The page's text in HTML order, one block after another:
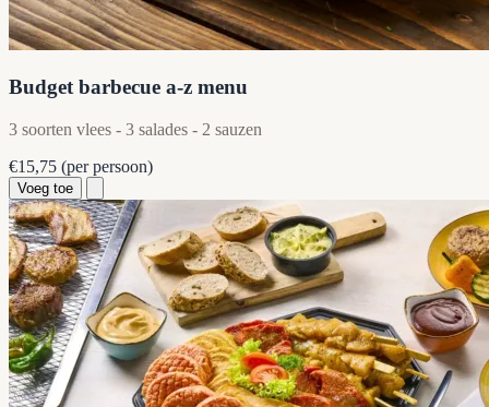
Budget barbecue a-z menu
3 soorten vlees - 3 salades - 2 sauzen
€15,75 (per persoon)
Voeg toe